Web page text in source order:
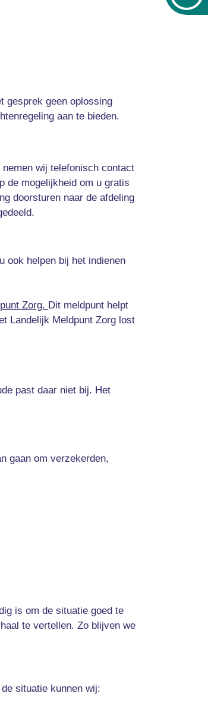
gesprek geen oplossing
aan te bieden.
wij telefonisch contact
de mogelijkheid om u gratis
doorsturen naar de afdeling
ook helpen bij het indienen
Zorg. Dit meldpunt helpt
Landelijk Meldpunt Zorg lost
past daar niet bij. Het
gaan om verzekerden,
is om de situatie goed te
te vertellen. Zo blijven we
situatie kunnen wij: